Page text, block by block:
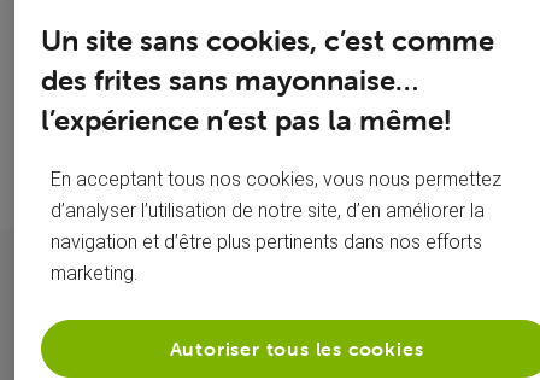
Au service des autres.
vendredi 29 décembre 2017 Acquis par 1.6K
Quick Links
Organiser
Carte SIM
Un site sans cookies, c’est comme
des frites sans mayonnaise…
l’expérience n’est pas la même!
En acceptant tous nos cookies, vous nous permettez
d’analyser l’utilisation de notre site, d’en améliorer la
navigation et d’être plus pertinents dans nos efforts
marketing.
Autoriser tous les cookies